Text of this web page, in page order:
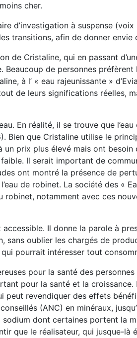
cher.
d’investigation à suspense
transitions, afin de donner envie
Cristaline, qui en passant
de personnes
à l’ « eau rajeunissante »
de leurs significations réelles,
En réalité, il se trouve que
que Cristaline utilise le
prix plus élevé mais ont
Il serait important de
ont montré la présence de
de robinet. La société des «
notamment avec ces
Il donne la parole à
sans oublier les chargés de
pourrait intéresser tout
pour la santé des
pour la santé et la croissance.
revendiquer des effets
(ANC) en minéraux,
dont certaines portent la
que le réalisateur, qui jusque-